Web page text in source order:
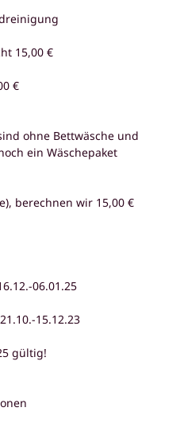
15,00 €
€
ohne Bettwäsche und
ein Wäschepaket
berechnen wir 15,00 €
06.01.25
15.12.23
gültig!